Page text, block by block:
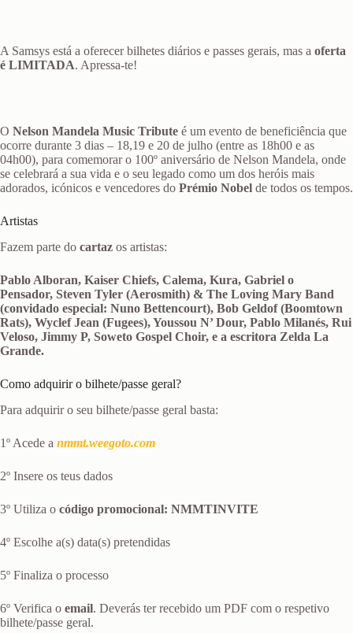
A Samsys está a oferecer bilhetes diários e passes gerais, mas a oferta
é LIMITADA. Apressa-te!
O Nelson Mandela Music Tribute é um evento de beneficiência que
ocorre durante 3 dias – 18,19 e 20 de julho (entre as 18h00 e as
04h00), para comemorar o 100º aniversário de Nelson Mandela, onde
se celebrará a sua vida e o seu legado como um dos heróis mais
adorados, icónicos e vencedores do Prémio Nobel de todos os tempos.
Artistas
Fazem parte do cartaz os artistas:
Pablo Alboran, Kaiser Chiefs, Calema, Kura, Gabriel o
Pensador, Steven Tyler (Aerosmith) & The Loving Mary Band
(convidado especial: Nuno Bettencourt), Bob Geldof (Boomtown
Rats), Wyclef Jean (Fugees), Youssou N’ Dour, Pablo Milanés, Rui
Veloso, Jimmy P, Soweto Gospel Choir, e a escritora Zelda La
Grande.
Como adquirir o bilhete/passe geral?
Para adquirir o seu bilhete/passe geral basta:
1º Acede a nmmt.weegoto.com
2º Insere os teus dados
3º Utiliza o código promocional: NMMTINVITE
4º Escolhe a(s) data(s) pretendidas
5º Finaliza o processo
6º Verifica o email. Deverás ter recebido um PDF com o respetivo
bilhete/passe geral.